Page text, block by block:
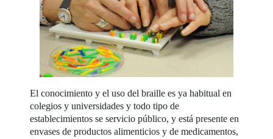
El conocimiento y el uso del braille es ya habitual en
colegios y universidades y todo tipo de
establecimientos se servicio público, y está presente en
envases de productos alimenticios y de medicamentos,